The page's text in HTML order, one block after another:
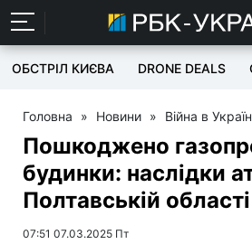
ОБСТРІЛ КИЄВА DRONE DEALS
Головна » Новини » Війна в
Пошкоджено
будинки: наслідки
Полтавській області
07:51 07.03.2025 Пт